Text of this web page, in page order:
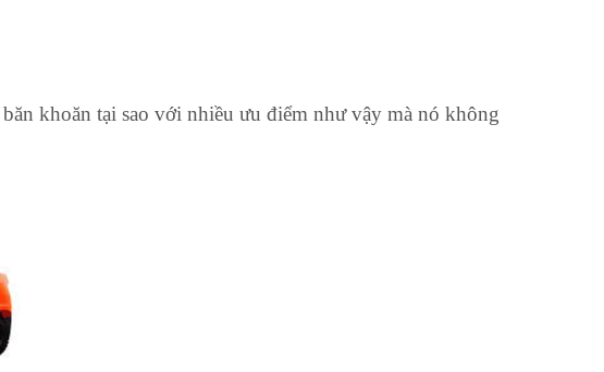
khoăn tại sao với nhiều ưu điểm như vậy mà nó không